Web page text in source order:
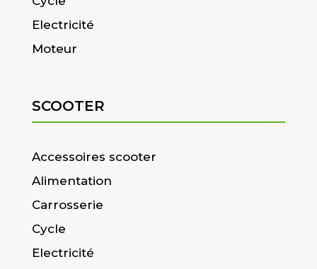
Electricité
Moteur
SCOOTER
Accessoires scooter
Alimentation
Carrosserie
Cycle
Electricité